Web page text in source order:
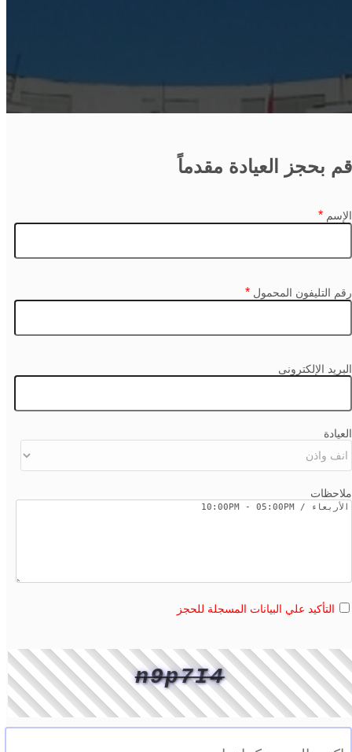
قم بحجز العيادة مقدماً
الإسم *
رقم التليفون المحمول *
البريد الإلكترونى
العيادة
ملاحظات
التأكيد علي البيانات المسجلة للحجز
n9p7I4